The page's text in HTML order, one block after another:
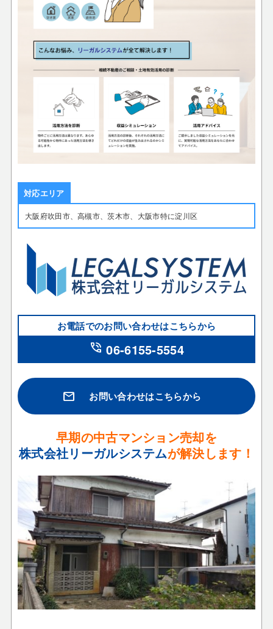
対応エリア
大阪府吹田市、高槻市、茨木市、大阪市特に淀川区
お電話でのお問い合わせはこちらから
phone_in_talk 06-6155-5554
mail お問い合わせはこちらから
早期の中古マンション売却を
株式会社リーガルシステムが解決します！